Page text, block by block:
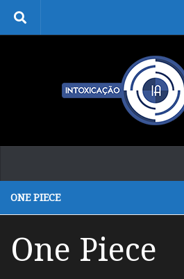
Skip to content
ONE PIECE
One Piece